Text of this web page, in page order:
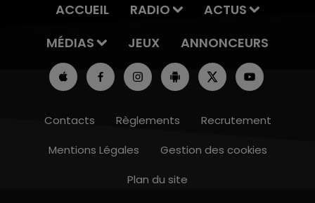
15h00 - 19h00
ACCUEIL RADIO
ACTUS
MÉDIAS
JEUX ANNONCEURS
Contacts Règlements
Recrutement
Mentions Légales
Gestion des cookies
Plan du site